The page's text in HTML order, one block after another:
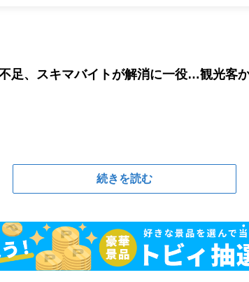
足、スキマバイトが解消に一役…観光客
続きを読む